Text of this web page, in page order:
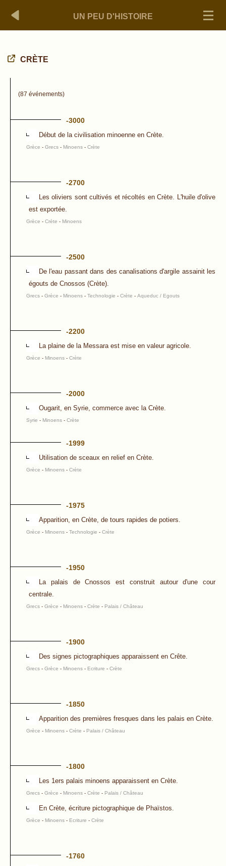
UN PEU D'HISTOIRE
CRÈTE
(87 événements)
-3000
Début de la civilisation minoenne en Crète.
Grèce - Grecs - Minoens - Crète
-2700
Les oliviers sont cultivés et récoltés en Crète. L'huile d'olive
est exportée.
Grèce - Crète - Minoens
-2500
De l'eau passant dans des canalisations d'argile assainit les
égouts de Cnossos (Crète).
Grecs - Grèce - Minoens - Technologie - Crète - Aqueduc / Egouts
-2200
La plaine de la Messara est mise en valeur agricole.
Grèce - Minoens - Crète
-2000
Ougarit, en Syrie, commerce avec la Crète.
Syrie - Minoens - Crète
-1999
Utilisation de sceaux en relief en Crète.
Grèce - Minoens - Crète
-1975
Apparition, en Crète, de tours rapides de potiers.
Grèce - Minoens - Technologie - Crète
-1950
La palais de Cnossos est construit autour d'une cour
centrale.
Grecs - Grèce - Minoens - Crète - Palais / Château
-1900
Des signes pictographiques apparaissent en Crête.
Grecs - Grèce - Minoens - Ecriture - Crète
-1850
Apparition des premières fresques dans les palais en Crète.
Grèce - Minoens - Crète - Palais / Château
-1800
Les 1ers palais minoens apparaissent en Crète.
Grecs - Grèce - Minoens - Crète - Palais / Château
En Crète, écriture pictographique de Phaïstos.
Grèce - Minoens - Ecriture - Crète
-1760